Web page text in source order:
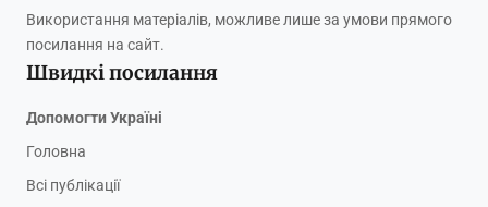
Використання матеріалів, можливе лише за умови прямого
посилання на сайт.
Швидкі посилання
Допомогти Україні
Головна
Всі публікації